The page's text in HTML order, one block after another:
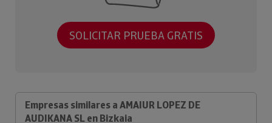
SOLICITAR PRUEBA GRATIS
Empresas similares a AMAIUR LOPEZ DE
AUDIKANA SL en Bizkaia